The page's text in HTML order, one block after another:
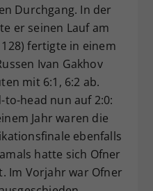
Durchgang. In der
er seinen Lauf am
fertigte in einem
Ivan Gakhov
mit 6:1, 6:2 ab.
head nun auf 2:0:
Jahr waren die
ebenfalls
hatte sich Ofner
Im Vorjahr war Ofner